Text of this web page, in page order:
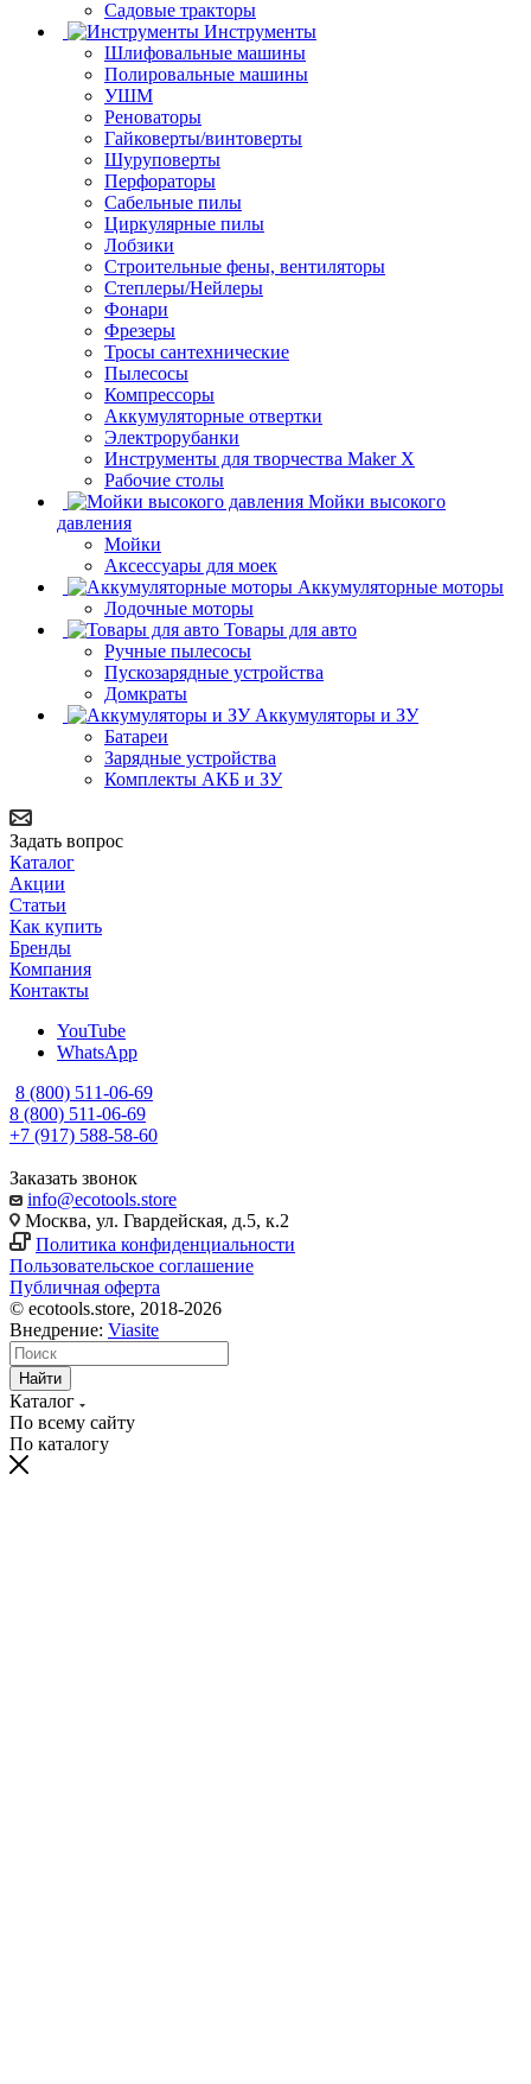
Садовые тракторы
Инструменты
Шлифовальные машины
Полировальные машины
УШМ
Реноваторы
Гайковерты/винтоверты
Шуруповерты
Перфораторы
Сабельные пилы
Циркулярные пилы
Лобзики
Строительные фены, вентиляторы
Степлеры/Нейлеры
Фонари
Фрезеры
Тросы сантехнические
Пылесосы
Компрессоры
Аккумуляторные отвертки
Электрорубанки
Инструменты для творчества Maker X
Рабочие столы
Мойки высокого
давления
Мойки
Аксессуары для моек
Аккумуляторные моторы
Лодочные моторы
Товары для авто
Ручные пылесосы
Пускозарядные устройства
Домкраты
Аккумуляторы и ЗУ
Батареи
Зарядные устройства
Комплекты АКБ и ЗУ
Задать вопрос
Каталог
Акции
Статьи
Как купить
Бренды
Компания
Контакты
YouTube
WhatsApp
8 (800) 511-06-69
8 (800) 511-06-69
+7 (917) 588-58-60
Заказать звонок
info@ecotools.store
Москва, ул. Гвардейская, д.5, к.2
Политика конфиденциальности
Пользовательское соглашение
Публичная оферта
© ecotools.store, 2018-2026
Внедрение: Viasite
Найти
Каталог
По всему сайту
По каталогу